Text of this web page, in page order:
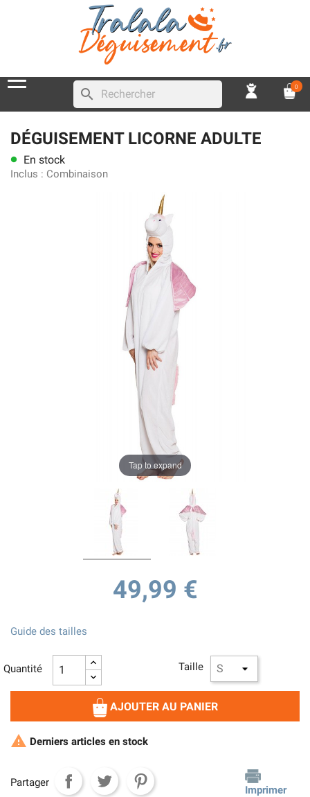
search 0
DÉGUISEMENT LICORNE ADULTE
lens En stock
Inclus : Combinaison
Tap to expand
49,99 €
Taille
Guide des tailles
Quantité
AJOUTER AU PANIER
 Derniers articles en stock
Partager
Imprimer